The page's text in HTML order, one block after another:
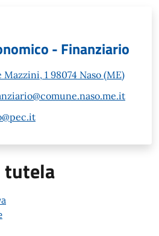
- Finanziario
1 98074 Naso (ME)
tutela